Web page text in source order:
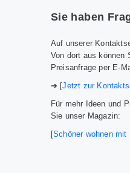
Sie haben
Auf unserer
Von dort aus können
Preisanfrage per E-
➔ [Jetzt zur
Für mehr Ideen und
Sie unser Magazin:
[Schöner wohnen mit